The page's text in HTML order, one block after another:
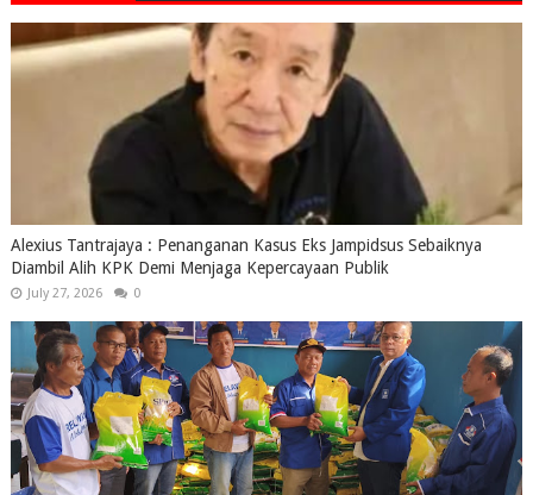
Alexius Tantrajaya : Penanganan Kasus Eks Jampidsus Sebaiknya
Diambil Alih KPK Demi Menjaga Kepercayaan Publik
July 27, 2026 0